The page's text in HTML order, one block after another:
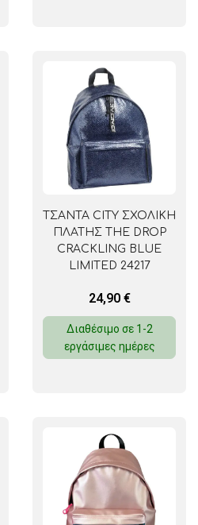
ΤΣΑΝΤΑ CITY ΣΧΟΛΙΚΗ
ΠΛΑΤΗΣ THE DROP
CRACKLING BLUE
LIMITED 24217
24,90 €
Διαθέσιμο σε 1-2
εργάσιμες ημέρες